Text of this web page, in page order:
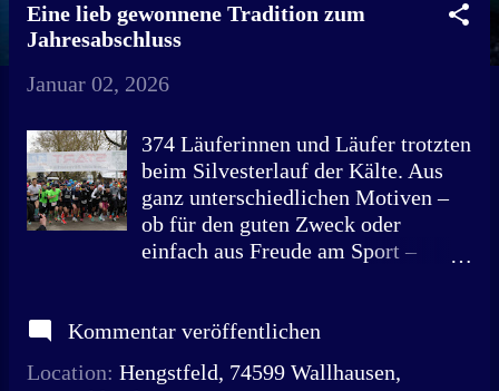
Eine lieb gewonnene Tradition zum
Jahresabschluss
Januar 02, 2026
374 Läuferinnen und Läufer trotzten
beim Silvesterlauf der Kälte. Aus
ganz unterschiedlichen Motiven –
ob für den guten Zweck oder
einfach aus Freude am Sport –
Betriebstemperatur. Mit dem
Läuferinnen und Läufer ins
Kommentar veröffentlichen
Location: Hengstfeld, 74599 Wallhausen,